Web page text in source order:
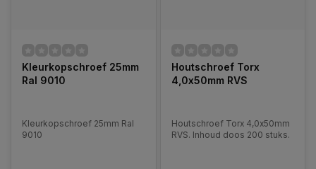
Kleurkopschroef 25mm
Ral 9010
Kleurkopschroef 25mm Ral
9010
Houtschroef Torx
4,0x50mm RVS
Houtschroef Torx 4,0x50mm
RVS. Inhoud doos 200 stuks.